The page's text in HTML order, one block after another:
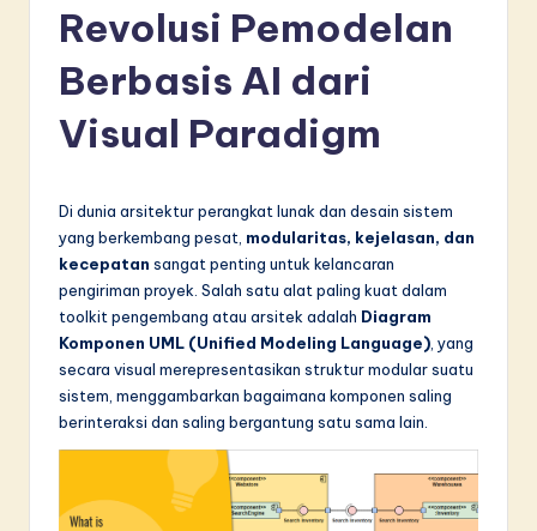
si
in
Revolusi Pemodelan
Berbasis AI dari
Visual Paradigm
Di dunia arsitektur perangkat lunak dan desain sistem
yang berkembang pesat, modularitas, kejelasan, dan
kecepatan sangat penting untuk kelancaran
pengiriman proyek. Salah satu alat paling kuat dalam
toolkit pengembang atau arsitek adalah Diagram
Komponen UML (Unified Modeling Language) , yang
secara visual merepresentasikan struktur modular suatu
sistem, menggambarkan bagaimana komponen saling
berinteraksi dan saling bergantung satu sama lain.